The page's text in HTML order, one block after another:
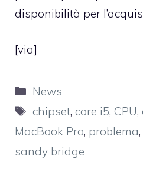
disponibilità per
[via]
Categorie
News
Tag
chipset, core i5, CPU,
MacBook Pro, problema,
sandy bridge